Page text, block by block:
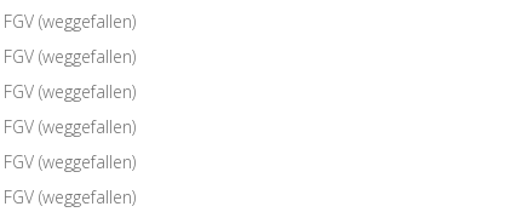
(weggefallen)
(weggefallen)
(weggefallen)
(weggefallen)
(weggefallen)
(weggefallen)